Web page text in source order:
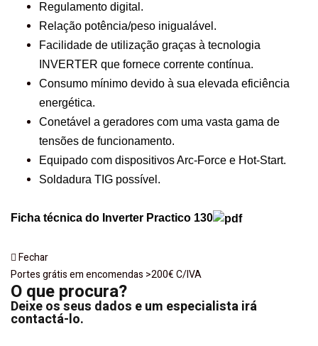
Regulamento digital.
Relação potência/peso inigualável.
Facilidade de utilização graças à tecnologia
INVERTER que fornece corrente contínua.
Consumo mínimo devido à sua elevada eficiência
energética.
Conetável a geradores com uma vasta gama de
tensões de funcionamento.
Equipado com dispositivos Arc-Force e Hot-Start.
Soldadura TIG possível.
Ficha técnica do Inverter Practico 130
Fechar
Portes grátis em encomendas >200€ C/IVA
O que procura?
Deixe os seus dados e um especialista irá
contactá-lo.